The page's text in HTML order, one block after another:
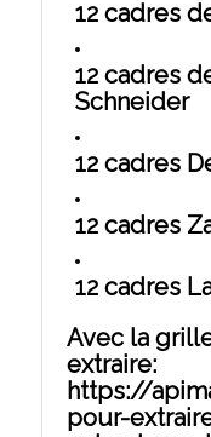
12 cadres
12 cadres
Schneider
12 cadres
12 cadres
12 cadres
Avec la
extraire:
https://
pour-